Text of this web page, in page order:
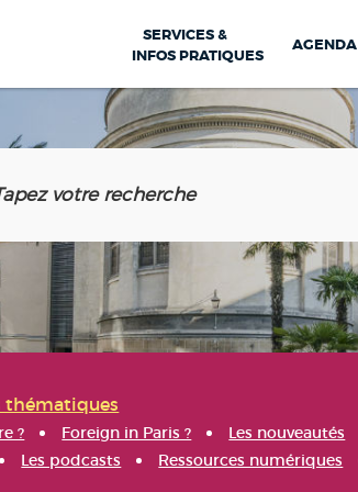
SERVICES &
INFOS PRATIQUES
AGENDA
thématiques
? Foreign in Paris ? Les nouveautés
Les podcasts Ressources numériques